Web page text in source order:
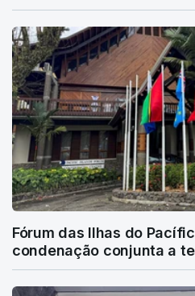
Fórum das Ilhas do
condenação conjunta a